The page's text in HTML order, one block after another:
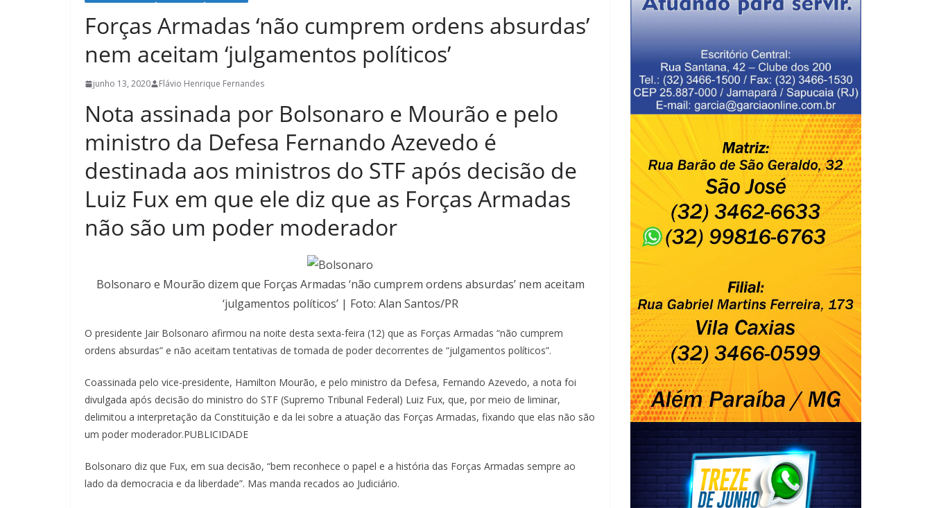
Forças Armadas ‘não cumprem ordens absurdas’
nem aceitam ‘julgamentos políticos’
junho 13, 2020 Flávio Henrique Fernandes
Nota assinada por Bolsonaro e Mourão e pelo
ministro da Defesa Fernando Azevedo é
destinada aos ministros do STF após decisão de
Luiz Fux em que ele diz que as Forças Armadas
não são um poder moderador
Bolsonaro e Mourão dizem que Forças Armadas ‘não cumprem ordens absurdas’ nem aceitam
‘julgamentos políticos’ | Foto: Alan Santos/PR
O presidente Jair Bolsonaro afirmou na noite desta sexta-feira (12) que as Forças Armadas “não cumprem
ordens absurdas” e não aceitam tentativas de tomada de poder decorrentes de “julgamentos políticos”.
Coassinada pelo vice-presidente, Hamilton Mourão, e pelo ministro da Defesa, Fernando Azevedo, a nota foi
divulgada após decisão do ministro do STF (Supremo Tribunal Federal) Luiz Fux, que, por meio de liminar,
delimitou a interpretação da Constituição e da lei sobre a atuação das Forças Armadas, fixando que elas não são
um poder moderador.PUBLICIDADE
Bolsonaro diz que Fux, em sua decisão, “bem reconhece o papel e a história das Forças Armadas sempre ao
lado da democracia e da liberdade”. Mas manda recados ao Judiciário.